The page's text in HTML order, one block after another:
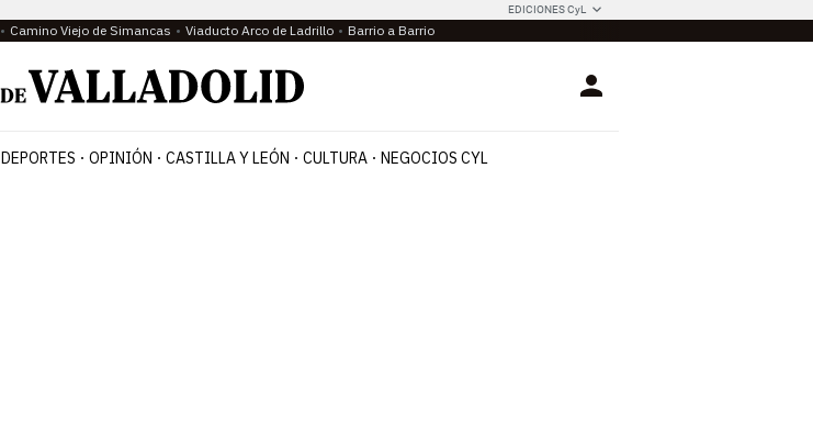
EDICIONES CyL
Camino Viejo de Simancas Viaducto Arco de Ladrillo Barrio a Barrio
Login
DEPORTES OPINIÓN CASTILLA Y LEÓN CULTURA NEGOCIOS CYL